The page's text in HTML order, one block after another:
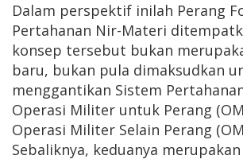
Dalam perspektif inilah Perang
Pertahanan Nir-Materi
konsep tersebut bukan
baru, bukan pula dimaksudkan
menggantikan Sistem
Operasi Militer untuk Perang
Operasi Militer Selain Perang
Sebaliknya, keduanya merupakan